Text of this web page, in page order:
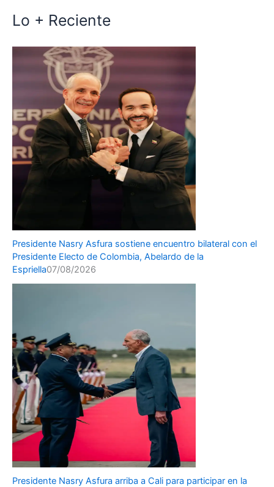
Lo + Reciente
Presidente Nasry Asfura sostiene encuentro bilateral con el
Presidente Electo de Colombia, Abelardo de la
Espriella07/08/2026
Presidente Nasry Asfura arriba a Cali para participar en la